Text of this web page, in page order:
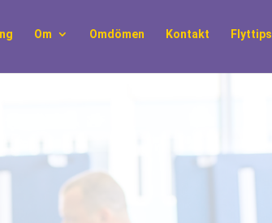
Om Omdömen Kontakt Flyttips